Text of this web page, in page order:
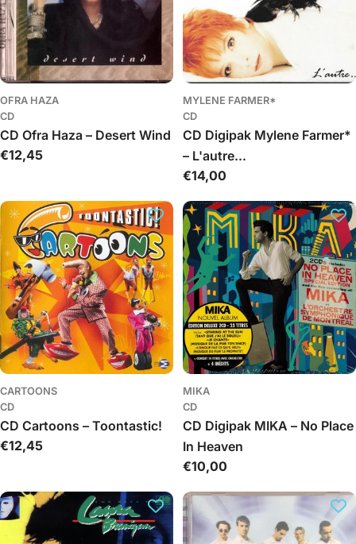
OFRA HAZA
CD
CD Ofra Haza – Desert Wind
Įprasta
€12,45
MYLENE FARMER*
CD
CD Digipak Mylene Farmer*
– L'autre...
Įprasta
€14,00
CARTOONS
CD
CD Cartoons – Toontastic!
Įprasta
€12,45
MIKA
CD
CD Digipak MIKA – No Place
In Heaven
Įprasta
€10,00